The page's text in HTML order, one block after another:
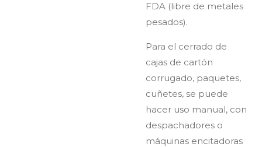
FDA (libre de metales
pesados).
Para el cerrado de
cajas de cartón
corrugado, paquetes,
cuñetes, se puede
hacer uso manual, con
despachadores o
máquinas encitadoras